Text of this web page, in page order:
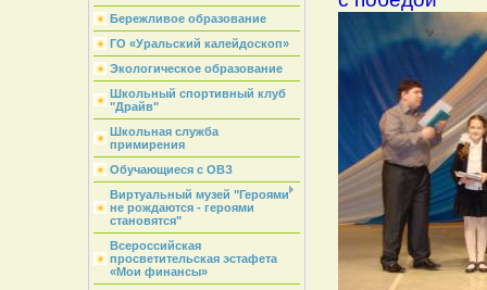
Бережливое образование
ГО «Уральский калейдоскоп»
Экологическое образование
Школьный спортивный клуб
"Драйв"
Школьная служба
примирения
Обучающиеся с ОВЗ
Виртуальный музей "Героями
не рождаются - героями
становятся"
Всероссийская
просветительская эстафета
«Мои финансы»